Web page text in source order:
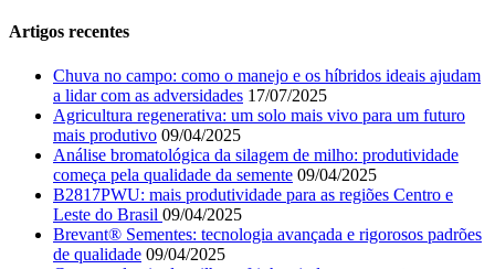
Artigos recentes
Chuva no campo: como o manejo e os híbridos ideais ajudam
a lidar com as adversidades 17/07/2025
Agricultura regenerativa: um solo mais vivo para um futuro
mais produtivo 09/04/2025
Análise bromatológica da silagem de milho: produtividade
começa pela qualidade da semente 09/04/2025
B2817PWU: mais produtividade para as regiões Centro e
Leste do Brasil 09/04/2025
Brevant® Sementes: tecnologia avançada e rigorosos padrões
de qualidade 09/04/2025